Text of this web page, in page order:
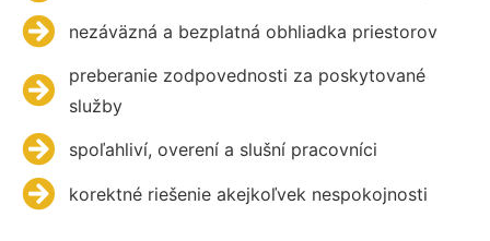
nezáväzná a bezplatná obhliadka priestorov
preberanie zodpovednosti za poskytované
služby
spoľahliví, overení a slušní pracovníci
korektné riešenie akejkoľvek nespokojnosti